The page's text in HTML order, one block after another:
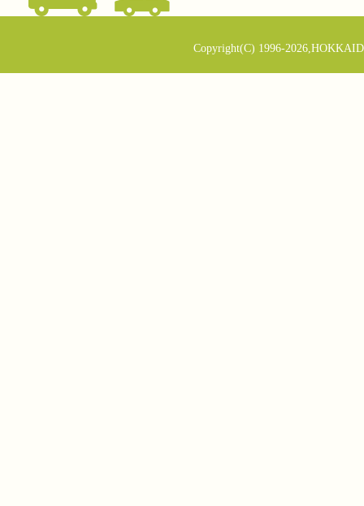
Copyright(C) 1996-